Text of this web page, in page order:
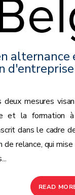
alternance
d'entreprise
mesures
et la formation
dans le cadre
de relance, qui mise
READ